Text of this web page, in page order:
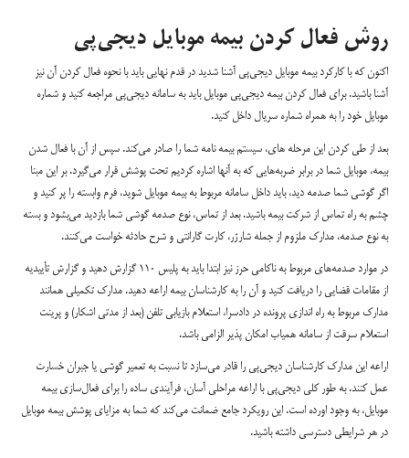
روش فعال کردن بیمه موبایل دیجی‌پی
اکنون که با کارکرد بیمه موبایل دیجی‌پی آشنا شدید در قدم نهایی باید با نحوه فعال کردن آن نیز
آشنا باشید. برای فعال کردن بیمه دیجی‌پی موبایل باید به سامانه دیجی‌پی مراجعه کنید و شماره
موبایل خود را به همراه شماره سریال داخل کنید.
بعد از طی کردن این مرحله های، سیستم بیمه نامه شما را صادر می‌کند. سپس از آن با فعال شدن
بیمه، موبایل شما در برابر ضربه‌هایی که به آنها اشاره کردیم تحت پوشش قرار می‌گیرد. بر این مبنا
اگر گوشی شما صدمه دید، باید داخل سامانه مربوط به بیمه موبایل شوید، فرم وابسته را پر کنید و
چشم به راه تماس از شرکت بیمه باشید. بعد از تماس، نوع صدمه گوشی شما بازدید می‌بشود و بسته
به نوع صدمه، مدارک ملزوم از جمله شارژر، کارت گارانتی و شرح حادثه خواست می‌کنند.
در موارد صدمه‌های مربوط به ناکامی حرز نیز ابتدا باید به پلیس 110 گزارش دهید و گزارش تأییدیه
از مقامات قضایی را دریافت کنید و آن را به کارشناسان بیمه اراعه دهید. مدارک تکمیلی همانند
مدارک مربوط به راه اندازی پرونده در دادسرا، استعلام بازیابی تلفن (بعد از مدتی اشکار) و پرینت
استعلام سرقت از سامانه همیاب امکان پذیر الزامی باشد.
اراعه این مدارک کارشناسان دیجی‌پی را قادر می‌سازد تا نسبت به تعمیر گوشی یا جبران خسارت
عمل کنند. به طور کلی دیجی‌پی با اراعه مراحلی آسان، فرآیندی ساده را برای فعال‌سازی بیمه
موبایل، به وجود اورده است. این رویکرد جامع ضمانت می‌کند که شما به مزایای پوشش بیمه‌ موبایل
در هر شرایطی دسترسی داشته باشید.